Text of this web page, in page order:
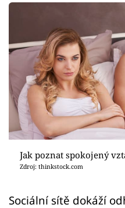
Sex a vztahy
Videa
Sledujte prima+
Přihlášení
Jak poznat spokojený
Zdroj: thinkstock.com
Sociální sítě dokáží